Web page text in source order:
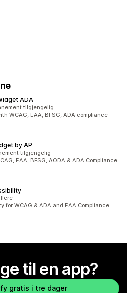
ADA
tilgjengelig
WCAG, EAA, BFSG, ADA compliance
by AP
tilgjengelig
EAA, BFSG, AODA & ADA Compliance.
for WCAG & ADA and EAA Compliance
til en app?
gratis i tre dager